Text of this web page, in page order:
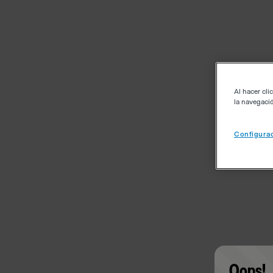
Al hacer clic
la